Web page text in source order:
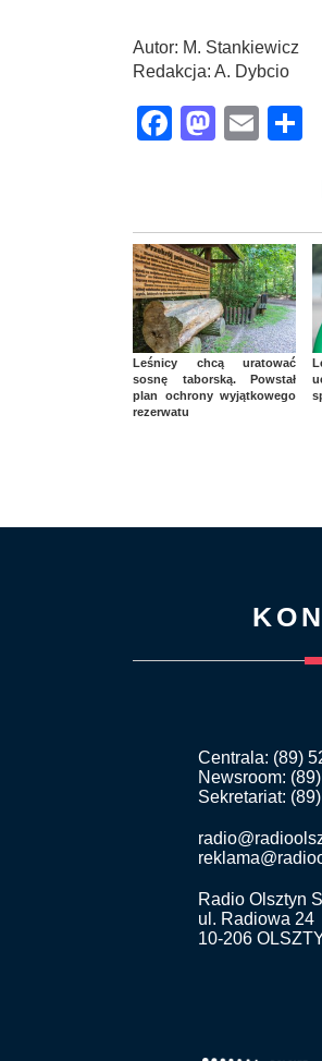
Autor: M. Stankiewicz
Redakcja: A. Dybcio
Facebook
Leśnicy chcą uratować
sosnę taborską. Powstał
plan ochrony wyjątkowego
rezerwatu
Centrala: (89)
Newsroom:
Sekretariat:
Radio Olsztyn
ul. Radiowa 24
10-206